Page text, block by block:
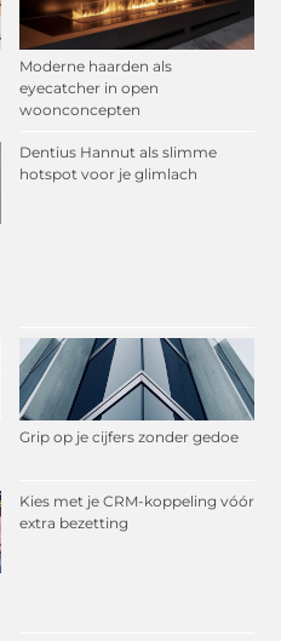
Moderne haarden als
eyecatcher in open
woonconcepten
Dentius Hannut als slimme
hotspot voor je glimlach
Grip op je cijfers zonder gedoe
Kies met je CRM-koppeling vóór
extra bezetting